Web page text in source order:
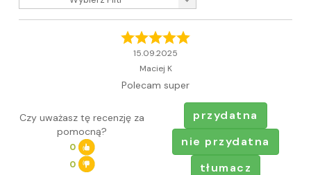
15.09.2025
Maciej K
Polecam super
Czy uważasz tę recenzję za
pomocną?
0
0
przydatna
nie przydatna
tłumacz